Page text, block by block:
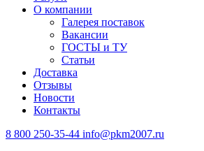
О компании
Галерея поставок
Вакансии
ГОСТЫ и ТУ
Статьи
Доставка
Отзывы
Новости
Контакты
8 800 250-35-44 info@pkm2007.ru